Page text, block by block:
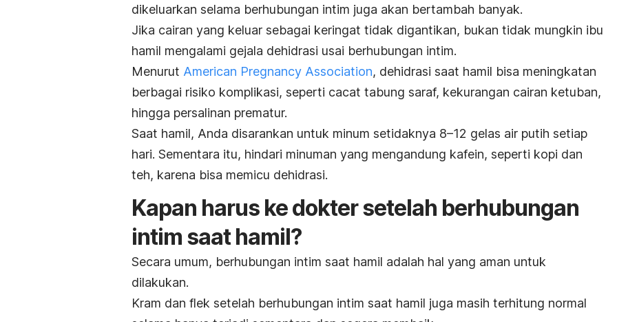
dikeluarkan selama berhubungan intim juga akan bertambah banyak.
Jika cairan yang keluar sebagai keringat tidak digantikan, bukan tidak mungkin ibu
hamil mengalami gejala dehidrasi usai berhubungan intim.
Menurut American Pregnancy Association, dehidrasi saat hamil bisa meningkatan
berbagai risiko komplikasi, seperti cacat tabung saraf, kekurangan cairan ketuban,
hingga persalinan prematur.
Saat hamil, Anda disarankan untuk minum setidaknya 8–12 gelas air putih setiap
hari. Sementara itu, hindari minuman yang mengandung kafein, seperti kopi dan
teh, karena bisa memicu dehidrasi.
Kapan harus ke dokter setelah berhubungan
intim saat hamil?
Secara umum, berhubungan intim saat hamil adalah hal yang aman untuk
dilakukan.
Kram dan flek setelah berhubungan intim saat hamil juga masih terhitung normal